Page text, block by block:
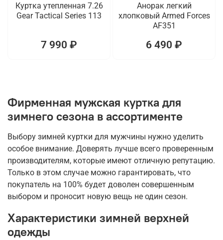
Куртка утепленная 7.26
Gear Tactical Series 113
7 990 ₽
Анорак легкий
хлопковый Armed Forces
AF351
6 490 ₽
Фирменная мужская куртка для
зимнего сезона в ассортименте
Выбору зимней куртки для мужчины нужно уделить
особое внимание. Доверять лучше всего проверенным
производителям, которые имеют отличную репутацию.
Только в этом случае можно гарантировать, что
покупатель на 100% будет доволен совершенным
выбором и проносит новую вещь не один сезон.
Характеристики зимней верхней
одежды